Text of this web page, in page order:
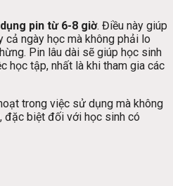
pin từ 6-8 giờ. Điều này giúp
ngày học mà không phải lo
Pin lâu dài sẽ giúp học sinh
học tập, nhất là khi tham gia các
trong việc sử dụng mà không
đặc biệt đối với học sinh có